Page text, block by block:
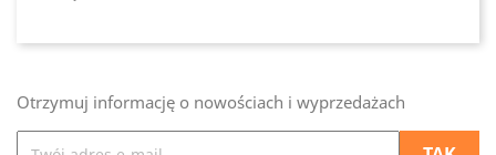
Otrzymuj informację o nowościach i wyprzedażach